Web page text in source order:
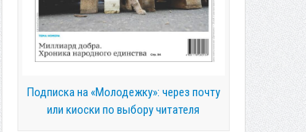
Подписка на «Молодежку»: через почту
или киоски по выбору читателя